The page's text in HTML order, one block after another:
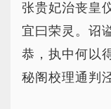
张贵妃治丧皇
宜曰荣灵。诏
恭，执中何以
秘阁校理通判